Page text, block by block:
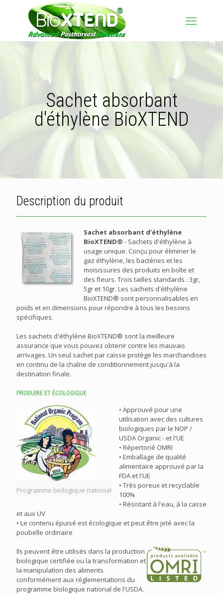
Sachet absorbant
d'éthylène BioXTEND
Description du produit
Sachet absorbant d'éthylène
BioXTEND® - Sachets d'éthylène à
usage unique. Conçu pour éliminer le
gaz éthylène, les bactéries et les
moisissures des produits en boîte et
des fleurs. Trois tailles standards : 3gr,
5gr et 10gr. Les sachets d'éthylène
BioXTEND® sont personnalisables en
poids et en dimensions pour répondre à tous les besoins
spécifiques.
Les sachets d'éthylène BioXTEND® sont la meilleure
assurance que vous pouvez obtenir contre les mauvais
arrivages. Un seul sachet par caisse protège les marchandises
en continu de la chaîne de conditionnement jusqu'à la
destination finale.
PRODUIRE ET ÉCOLOGIQUE
Programme biologique national
• Approuvé pour une
utilisation avec des cultures
biologiques par le NOP /
USDA Organic - et l'UE
• Répertorié OMRI
• Emballage de qualité
alimentaire approuvé par la
FDA et l'UE
• Très poreux et recyclable
100%
• Résistant à l'eau, à la casse
et aux UV
• Le contenu épuisé est écologique et peut être jeté avec la
poubelle ordinaire
Ils peuvent être utilisés dans la production
biologique certifiée ou la transformation et
la manipulation des aliments
conformément aux réglementations du
programme biologique national de l'USDA.